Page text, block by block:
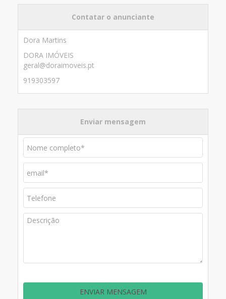
Contatar o anunciante
Dora Martins
DORA IMÓVEIS
geral@doraimoveis.pt
919303597
Enviar mensagem